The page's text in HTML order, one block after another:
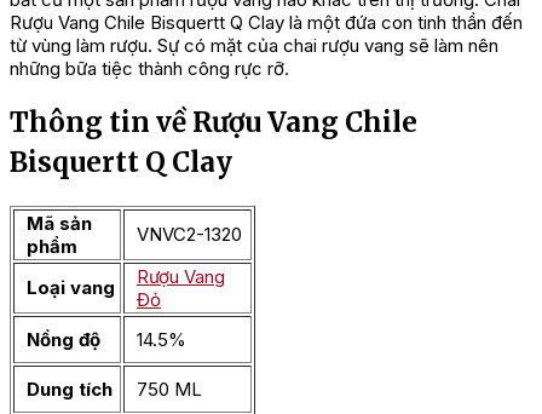
Rượu Vang Chile Bisquertt Q Clay là một đứa con tinh thần đến
từ vùng làm rượu. Sự có mặt của chai rượu vang sẽ làm nên
những bữa tiệc thành công rực rỡ.
Thông tin về Rượu Vang Chile
Bisquertt Q Clay
Mã sản
phẩm
VNVC2-1320
Loại vang
Rượu Vang
Đỏ
Nồng độ
14.5%
Dung tích 750 ML